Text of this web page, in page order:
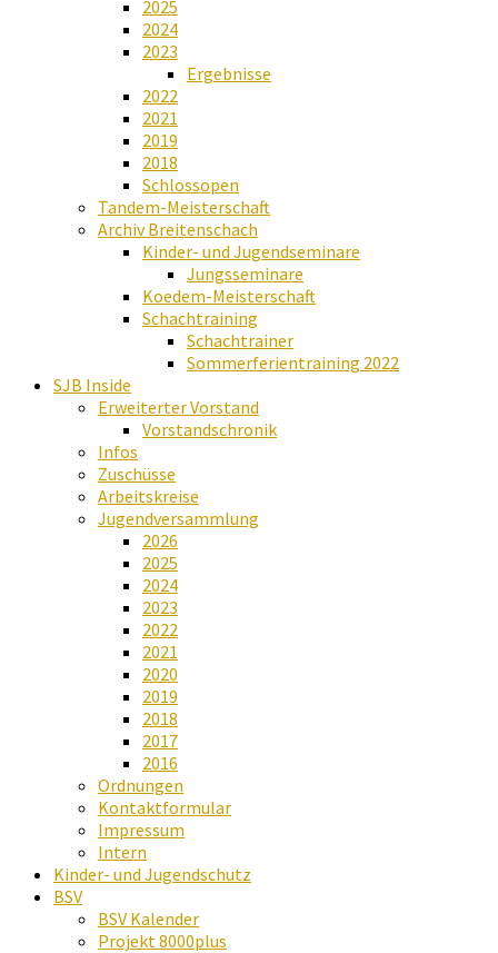
2025
2024
2023
Ergebnisse
2022
2021
2019
2018
Schlossopen
Tandem-Meisterschaft
Archiv Breitenschach
Kinder- und Jugendseminare
Jungsseminare
Koedem-Meisterschaft
Schachtraining
Schachtrainer
Sommerferientraining 2022
SJB Inside
Erweiterter Vorstand
Vorstandschronik
Infos
Zuschüsse
Arbeitskreise
Jugendversammlung
2026
2025
2024
2023
2022
2021
2020
2019
2018
2017
2016
Ordnungen
Kontaktformular
Impressum
Intern
Kinder- und Jugendschutz
BSV
BSV Kalender
Projekt 8000plus